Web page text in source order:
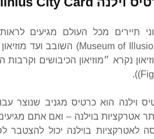
תיירים מכל העולם מגיעים לראות
וילנה הוא כרטיס מגניב שנוצר
אטרקציות בוילנה – ואם אתם
לאטרקציות בוילנה יכול